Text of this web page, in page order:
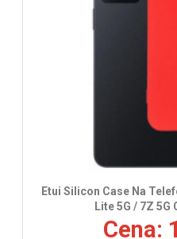
Etui Silicon Case Na
Lite 5G / 7Z 5G
Cena: